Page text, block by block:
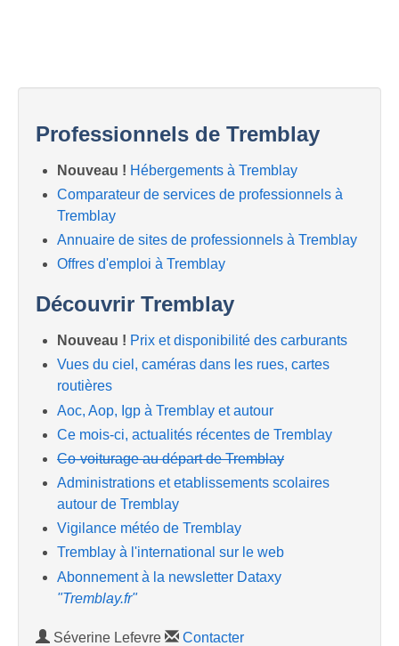
Professionnels de Tremblay
Nouveau ! Hébergements à Tremblay
Comparateur de services de professionnels à
Tremblay
Annuaire de sites de professionnels à Tremblay
Offres d'emploi à Tremblay
Découvrir Tremblay
Nouveau ! Prix et disponibilité des carburants
Vues du ciel, caméras dans les rues, cartes
routières
Aoc, Aop, Igp à Tremblay et autour
Ce mois-ci, actualités récentes de Tremblay
Co-voiturage au départ de Tremblay
Administrations et etablissements scolaires
autour de Tremblay
Vigilance météo de Tremblay
Tremblay à l'international sur le web
Abonnement à la newsletter Dataxy
"Tremblay.fr"
Séverine Lefevre
Contacter